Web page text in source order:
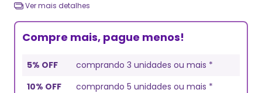
Ver mais detalhes
Compre mais, pague menos!
5% OFF
comprando 3 unidades ou mais *
10% OFF
comprando 5 unidades ou mais *